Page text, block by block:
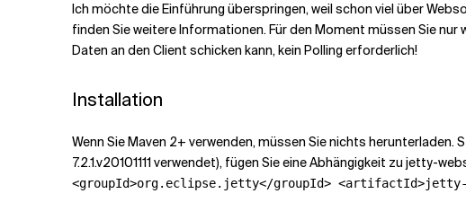
Ich möchte die Einführung überspringen, weil schon viel über
finden Sie weitere Informationen. Für den Moment müssen Sie
Daten an den Client schicken kann, kein Polling erforderlich!
Installation
Wenn Sie Maven 2+ verwenden, müssen Sie nichts
7.2.1.v20101111 verwendet), fügen Sie eine Abhängigkeit zu jetty-
<groupId>org.eclipse.jetty</groupId> <artifactId>jetty-